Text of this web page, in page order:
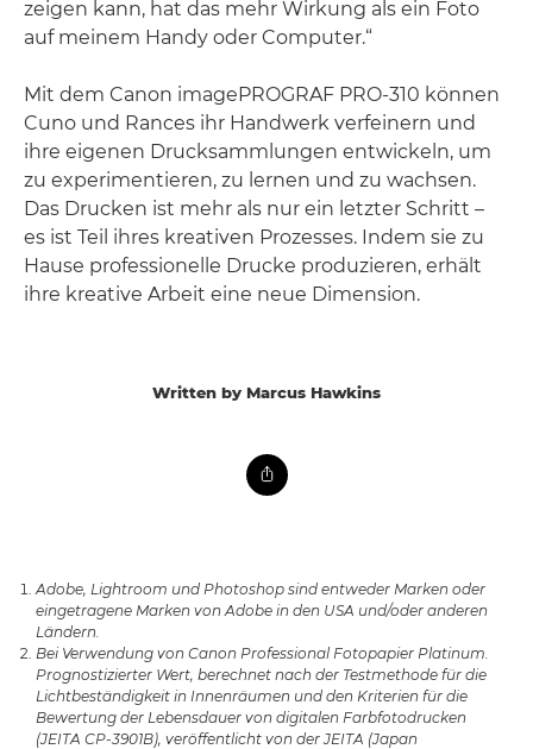
zeigen kann, hat das mehr Wirkung als ein Foto
auf meinem Handy oder Computer.“
Mit dem Canon imagePROGRAF PRO-310 können
Cuno und Rances ihr Handwerk verfeinern und
ihre eigenen Drucksammlungen entwickeln, um
zu experimentieren, zu lernen und zu wachsen.
Das Drucken ist mehr als nur ein letzter Schritt –
es ist Teil ihres kreativen Prozesses. Indem sie zu
Hause professionelle Drucke produzieren, erhält
ihre kreative Arbeit eine neue Dimension.
Written by Marcus Hawkins
Adobe, Lightroom und Photoshop sind entweder Marken oder
eingetragene Marken von Adobe in den USA und/oder anderen
Ländern.
Bei Verwendung von Canon Professional Fotopapier Platinum.
Prognostizierter Wert, berechnet nach der Testmethode für die
Lichtbeständigkeit in Innenräumen und den Kriterien für die
Bewertung der Lebensdauer von digitalen Farbfotodrucken
(JEITA CP-3901B), veröffentlicht von der JEITA (Japan